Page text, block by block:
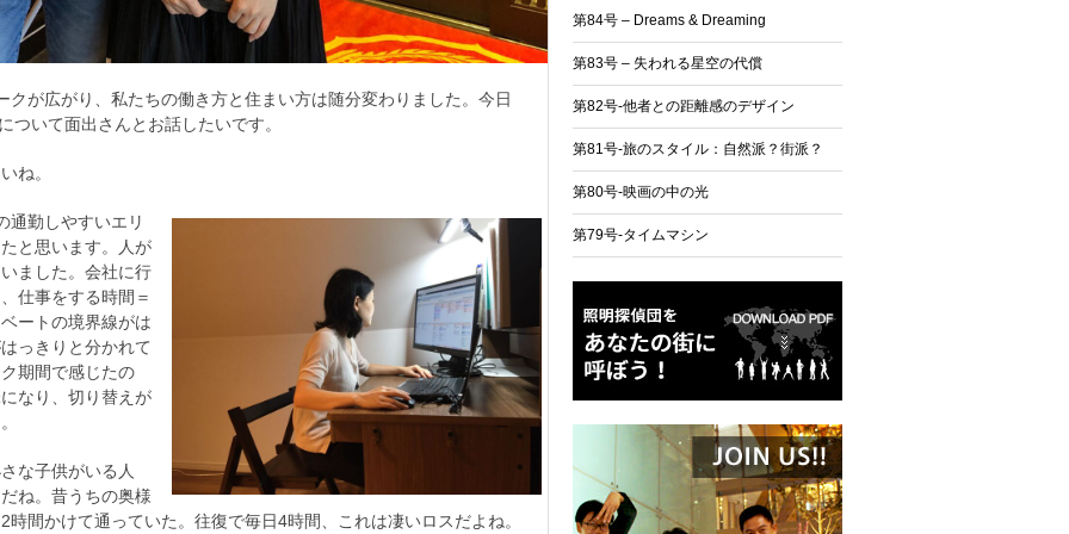
クが広がり、私たちの働き方と住まい方は随分変わりました。今日
ついて面出さんとお話したいです。
ね。
通勤しやすいエリ
と思います。人が
ました。会社に行
仕事をする時間＝
ートの境界線がは
っきりと分かれて
期間で感じたの
なり、切り替えが
な子供がいる人
ね。昔うちの奥様
間かけて通っていた。往復で毎日4時間、これは凄いロスだよね。
第84号 – Dreams & Dreaming
第83号 – 失われる星空の代償
第82号-他者との距離感のデザイン
第81号-旅のスタイル：自然派？街派？
第80号-映画の中の光
第79号-タイムマシン